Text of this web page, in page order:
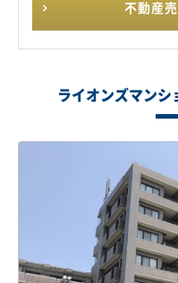
不動産
ライオンズマンシ